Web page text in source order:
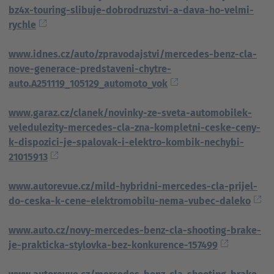
bz4x-touring-slibuje-dobrodruzstvi-a-dava-ho-velmi-
rychle
www.idnes.cz/auto/zpravodajstvi/mercedes-benz-cla-
nove-generace-predstaveni-chytre-
auto.A251119_105129_automoto_vok
www.garaz.cz/clanek/novinky-ze-sveta-automobilek-
veledulezity-mercedes-cla-zna-kompletni-ceske-ceny-
k-dispozici-je-spalovak-i-elektro-kombik-nechybi-
21015913
www.autorevue.cz/mild-hybridni-mercedes-cla-prijel-
do-ceska-k-cene-elektromobilu-nema-vubec-daleko
www.auto.cz/novy-mercedes-benz-cla-shooting-brake-
je-prakticka-stylovka-bez-konkurence-157499